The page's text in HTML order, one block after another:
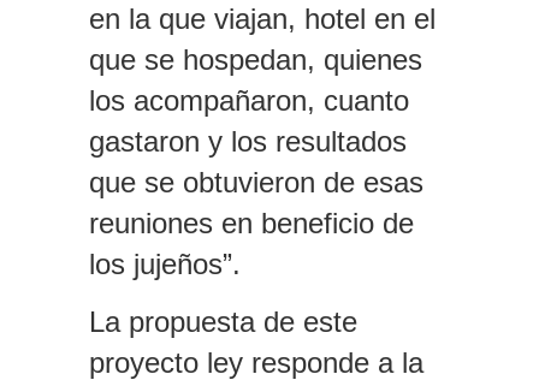
en la que viajan, hotel en el
que se hospedan, quienes
los acompañaron, cuanto
gastaron y los resultados
que se obtuvieron de esas
reuniones en beneficio de
los jujeños”.
La propuesta de este
proyecto ley responde a la